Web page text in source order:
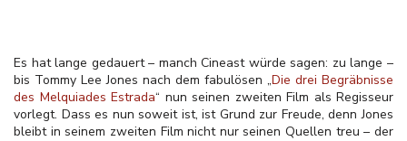
Es hat lange gedauert – manch Cineast würde sagen: zu lange –
bis Tommy Lee Jones nach dem fabulösen „Die drei Begräbnisse
des Melquiades Estrada“ nun seinen zweiten Film als Regisseur
vorlegt. Dass es nun soweit ist, ist Grund zur Freude, denn Jones
bleibt in seinem zweiten Film nicht nur seinen Quellen treu – der